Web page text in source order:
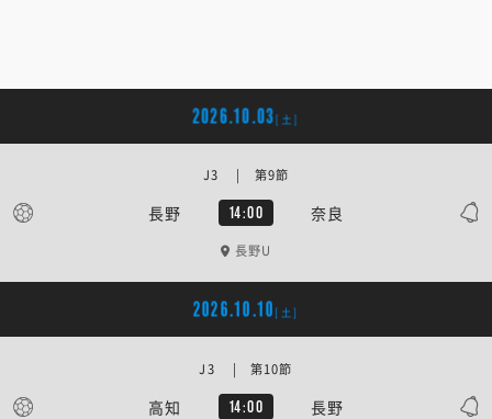
2026.10.03[土]
長野 14:00 奈良
J3 | 第9節
長野U
2026.10.10 [土]
高知 14:00 長野
J3 | 第10節